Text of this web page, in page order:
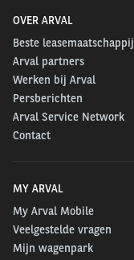
OVER ARVAL
Beste leasemaatschappij
Arval partners
Werken bij Arval
Persberichten
Arval Service Network
Contact
MY ARVAL
My Arval Mobile
Veelgestelde vragen
Mijn wagenpark